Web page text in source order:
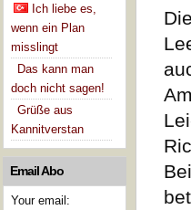
Ich liebe es,
wenn ein Plan
misslingt
Das kann man
doch nicht sagen!
Grüße aus
Kannitverstan
Email Abo
Your email: